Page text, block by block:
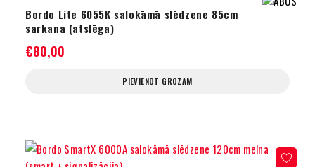
Bordo Lite 6055K salokāmā slēdzene 85cm
sarkana (atslēga)
€80,00
PIEVIENOT GROZAM